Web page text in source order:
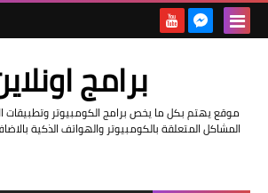
برامج
موقع يهتم بكل ما يخص برامج الكومبيوتر وتطبيقات
المشاكل المتعلقة بالكومبيوتر والهواتف الذكية